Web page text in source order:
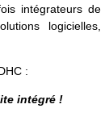
intégrateurs de
logicielles,
:
intégré !